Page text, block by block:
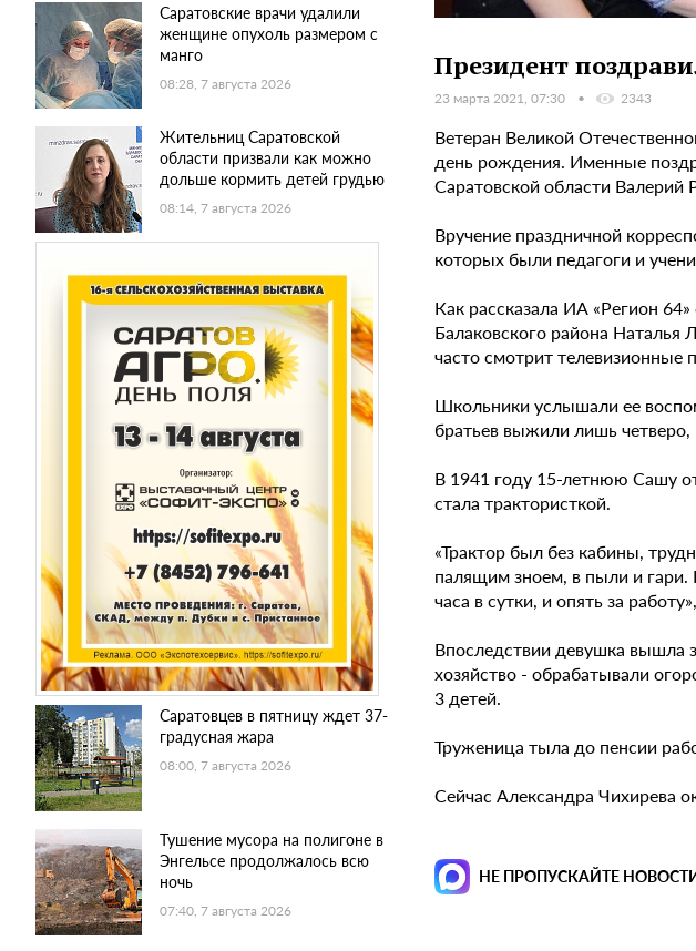
Саратовские врачи удалили
женщине опухоль размером с
манго
08:28, 7 августа 2026
Жительниц Саратовской
области призвали как можно
дольше кормить детей грудью
08:14, 7 августа 2026
Саратовцев в пятницу ждет 37-
градусная жара
08:00, 7 августа 2026
Тушение мусора на полигоне в
Энгельсе продолжалось всю
ночь
07:40, 7 августа 2026
Президент
23 марта 2021, 07:30 2343
Ветеран Великой
день рождения. Именные
Саратовской области Валерий
Вручение праздничной
которых были педагоги и
Как рассказала ИА «Регион
Балаковского района Наталья
часто смотрит
Школьники услышали ее
братьев выжили лишь четверо,
В 1941 году 15-летнюю Сашу
стала трактористкой.
«Трактор был без кабины,
палящим зноем, в пыли и гари.
часа в сутки, и опять за
Впоследствии девушка вышла
хозяйство - обрабатывали
3 детей.
Труженица тыла до пенсии
Сейчас Александра Чихирева
НЕ ПРОПУСКАЙТЕ